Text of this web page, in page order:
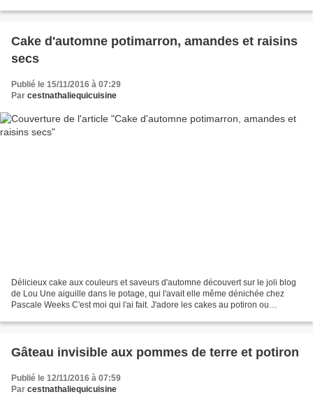
Cake d'automne potimarron, amandes et raisins
secs
Publié le 15/11/2016 à 07:29
Par cestnathaliequicuisine
Délicieux cake aux couleurs et saveurs d'automne découvert sur le joli blog
de Lou Une aiguille dans le potage, qui l'avait elle même dénichée chez
Pascale Weeks C'est moi qui l'ai fait. J'adore les cakes au potiron ou
Gâteau invisible aux pommes de terre et potiron
Publié le 12/11/2016 à 07:59
Par cestnathaliequicuisine